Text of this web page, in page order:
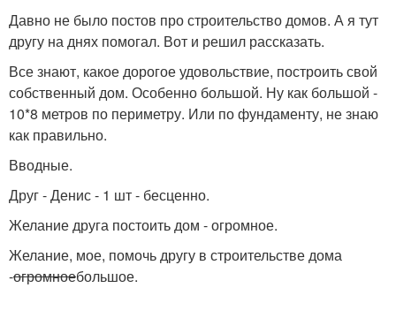
Давно не было постов про строительство домов. А я тут
другу на днях помогал. Вот и решил рассказать.
Все знают, какое дорогое удовольствие, построить свой
собственный дом. Особенно большой. Ну как большой -
10*8 метров по периметру. Или по фундаменту, не знаю
как правильно.
Вводные.
Друг - Денис - 1 шт - бесценно.
Желание друга постоить дом - огромное.
Желание, мое, помочь другу в строительстве дома
-огромноебольшое.